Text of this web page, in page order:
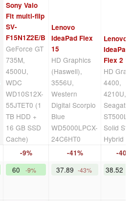
Sony Vaio
Fit multi-flip
SV-
F15N1Z2E/B
GeForce GT
735M,
4500U,
WDC
WD10S12X-
55JTET0 (1
TB HDD +
16 GB SSD
Cache)
Lenovo
IdeaPad Flex
15
HD Graphics
(Haswell),
3556U,
Western
Digital Scorpio
Blue
WD5000LPCX-
24C6HT0
Lenovo
IdeaPad
Flex 2
HD
4400,
4210U,
Seagate
Solid
Hybrid
-9% -41% -40%
60 -9% 37.89 -43% 38.52